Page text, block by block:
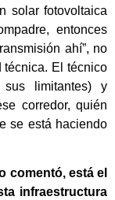
solar fotovoltaica
entonces
ahí”, no
técnica. El técnico
limitantes) y
corredor, quién
se está haciendo
comentó, está el
infraestructura